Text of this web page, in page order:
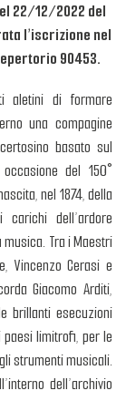
22/12/2022 del
l’iscrizione nel
90453.
aletini di formare
una compagine
basato sul
del 150°
nel 1874, della
dell’ardore
Tra i Maestri
Vincenzo Cerasi e
Giacomo Arditi,
brillanti esecuzioni
limitrofi, per le
strumenti musicali.
dell’archivio